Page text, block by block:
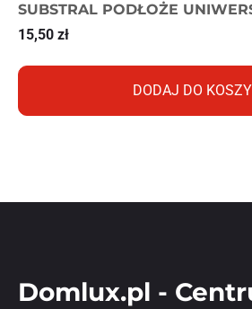
SUBSTRAL PODŁOŻE
15,50 zł
DODAJ DO
Domlux.pl -